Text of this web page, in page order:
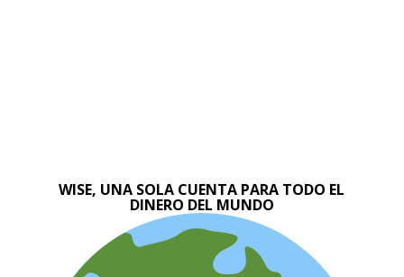
WISE, UNA SOLA CUENTA PARA TODO EL
DINERO DEL MUNDO